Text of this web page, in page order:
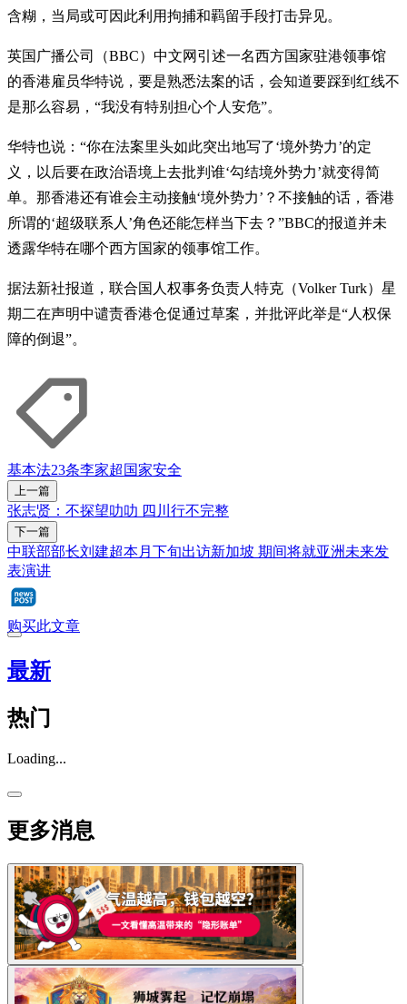
含糊，当局或可因此利用拘捕和羁留手段打击异见。
英国广播公司（BBC）中文网引述一名西方国家驻港领事馆
的香港雇员华特说，要是熟悉法案的话，会知道要踩到红线不
是那么容易，“我没有特别担心个人安危”。
华特也说：“你在法案里头如此突出地写了‘境外势力’的定
义，以后要在政治语境上去批判谁‘勾结境外势力’就变得简
单。那香港还有谁会主动接触‘境外势力’？不接触的话，香港
所谓的‘超级联系人’角色还能怎样当下去？”BBC的报道并未
透露华特在哪个西方国家的领事馆工作。
据法新社报道，联合国人权事务负责人特克（Volker Turk）星
期二在声明中谴责香港仓促通过草案，并批评此举是“人权保
障的倒退”。
基本法23条李家超 国家安全
上一篇
张志贤：不探望叻叻 四川行不完整
下一篇
中联部部长刘建超本月下旬出访新加坡 期间将就亚洲未来发
表演讲
购买此文章
最新
热门
Loading...
更多消息